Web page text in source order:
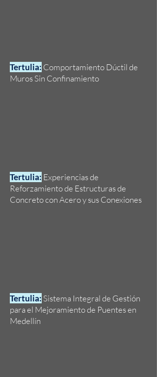
Tertulia: Comportamiento Dúctil de
Muros Sin Confinamiento
Tertulia: Experiencias de
Reforzamiento de Estructuras de
Concreto con Acero y sus Conexiones
Tertulia: Sistema Integral de Gestión
para el Mejoramiento de Puentes en
Medellín